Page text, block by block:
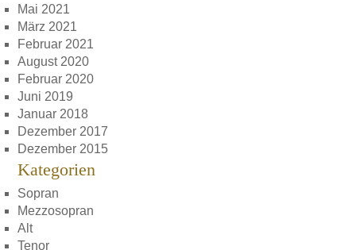
Mai 2021
März 2021
Februar 2021
August 2020
Februar 2020
Juni 2019
Januar 2018
Dezember 2017
Dezember 2015
Kategorien
Sopran
Mezzosopran
Alt
Tenor